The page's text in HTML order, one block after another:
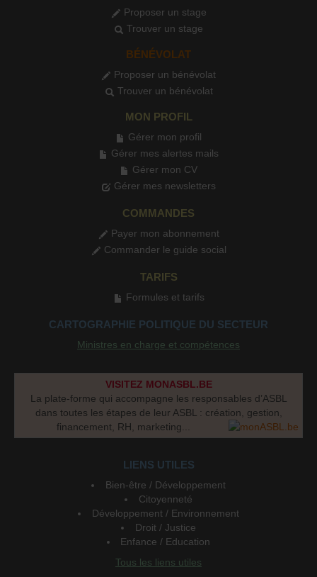
Proposer un stage
Trouver un stage
BÉNÉVOLAT
Proposer un bénévolat
Trouver un bénévolat
MON PROFIL
Gérer mon profil
Gérer mes alertes mails
Gérer mon CV
Gérer mes newsletters
COMMANDES
Payer mon abonnement
Commander le guide social
TARIFS
Formules et tarifs
CARTOGRAPHIE POLITIQUE DU SECTEUR
Ministres en charge et compétences
VISITEZ MONASBL.BE
La plate-forme qui accompagne les responsables d’ASBL
dans toutes les étapes de leur ASBL : création, gestion,
financement, RH, marketing...
LIENS UTILES
Bien-être / Développement
Citoyenneté
Développement / Environnement
Droit / Justice
Enfance / Education
Tous les liens utiles